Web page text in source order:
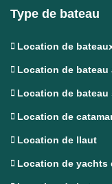
Type de bateau
Location de
Location de bateau
Location de bateau
Location de
Location de llaut
Location de yachts